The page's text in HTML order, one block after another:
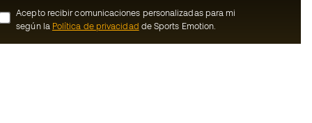
Acepto recibir comunicaciones personalizadas para mi
según la Política de privacidad de Sports Emotion.